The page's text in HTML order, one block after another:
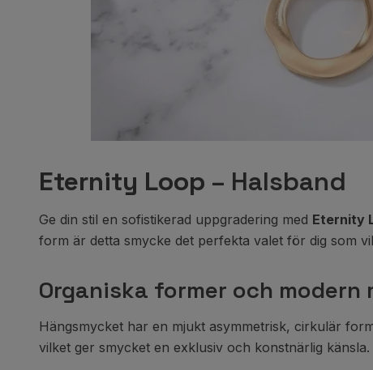
Eternity Loop – Halsband
Ge din stil en sofistikerad uppgradering med Eternity
form är detta smycke det perfekta valet för dig som
Organiska former och modern
Hängsmycket har en mjukt asymmetrisk, cirkulär
vilket ger smycket en exklusiv och konstnärlig känsla.